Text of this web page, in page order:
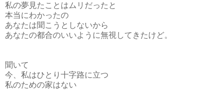
私の夢見たことはムリだったと
本当にわかったの
あなたは聞こうとしないから
あなたの都合のいいように無視してきたけど。
聞いて
今、私はひとり十字路に立つ
私のための家はない